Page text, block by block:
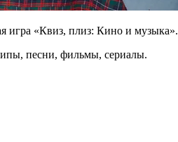
игра «Квиз, плиз: Кино и музыка».
песни, фильмы, сериалы.